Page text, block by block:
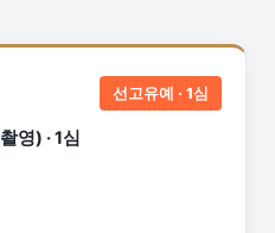
선고유예 · 1심
영) · 1심